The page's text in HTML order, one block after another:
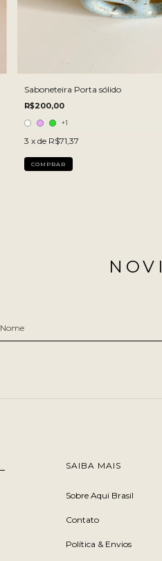
Saboneteira Porta sólido
R$200,00
+1
3 x de R$71,37
SAIBA MAIS
Sobre Aqui Brasil
Contato
Política & Envios